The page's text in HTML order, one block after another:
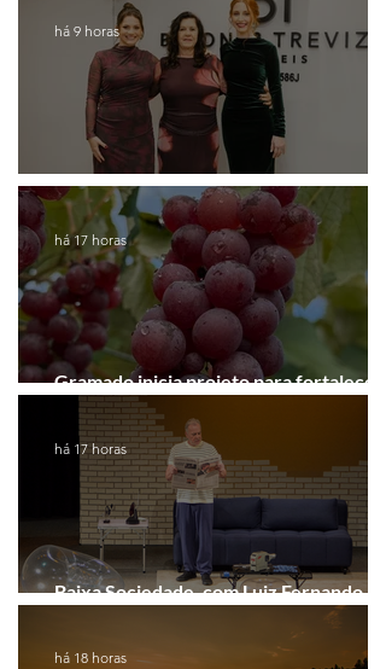
Coluna de Caxias
há 9 horas
Gramado inicia projeto para fortalecer a
Rota do Vinho
há 17 horas
Baixa Sociedade, com Luiz Fernando
Guimarães, chega a Novo Hamburgo
há 17 horas
há 18 horas